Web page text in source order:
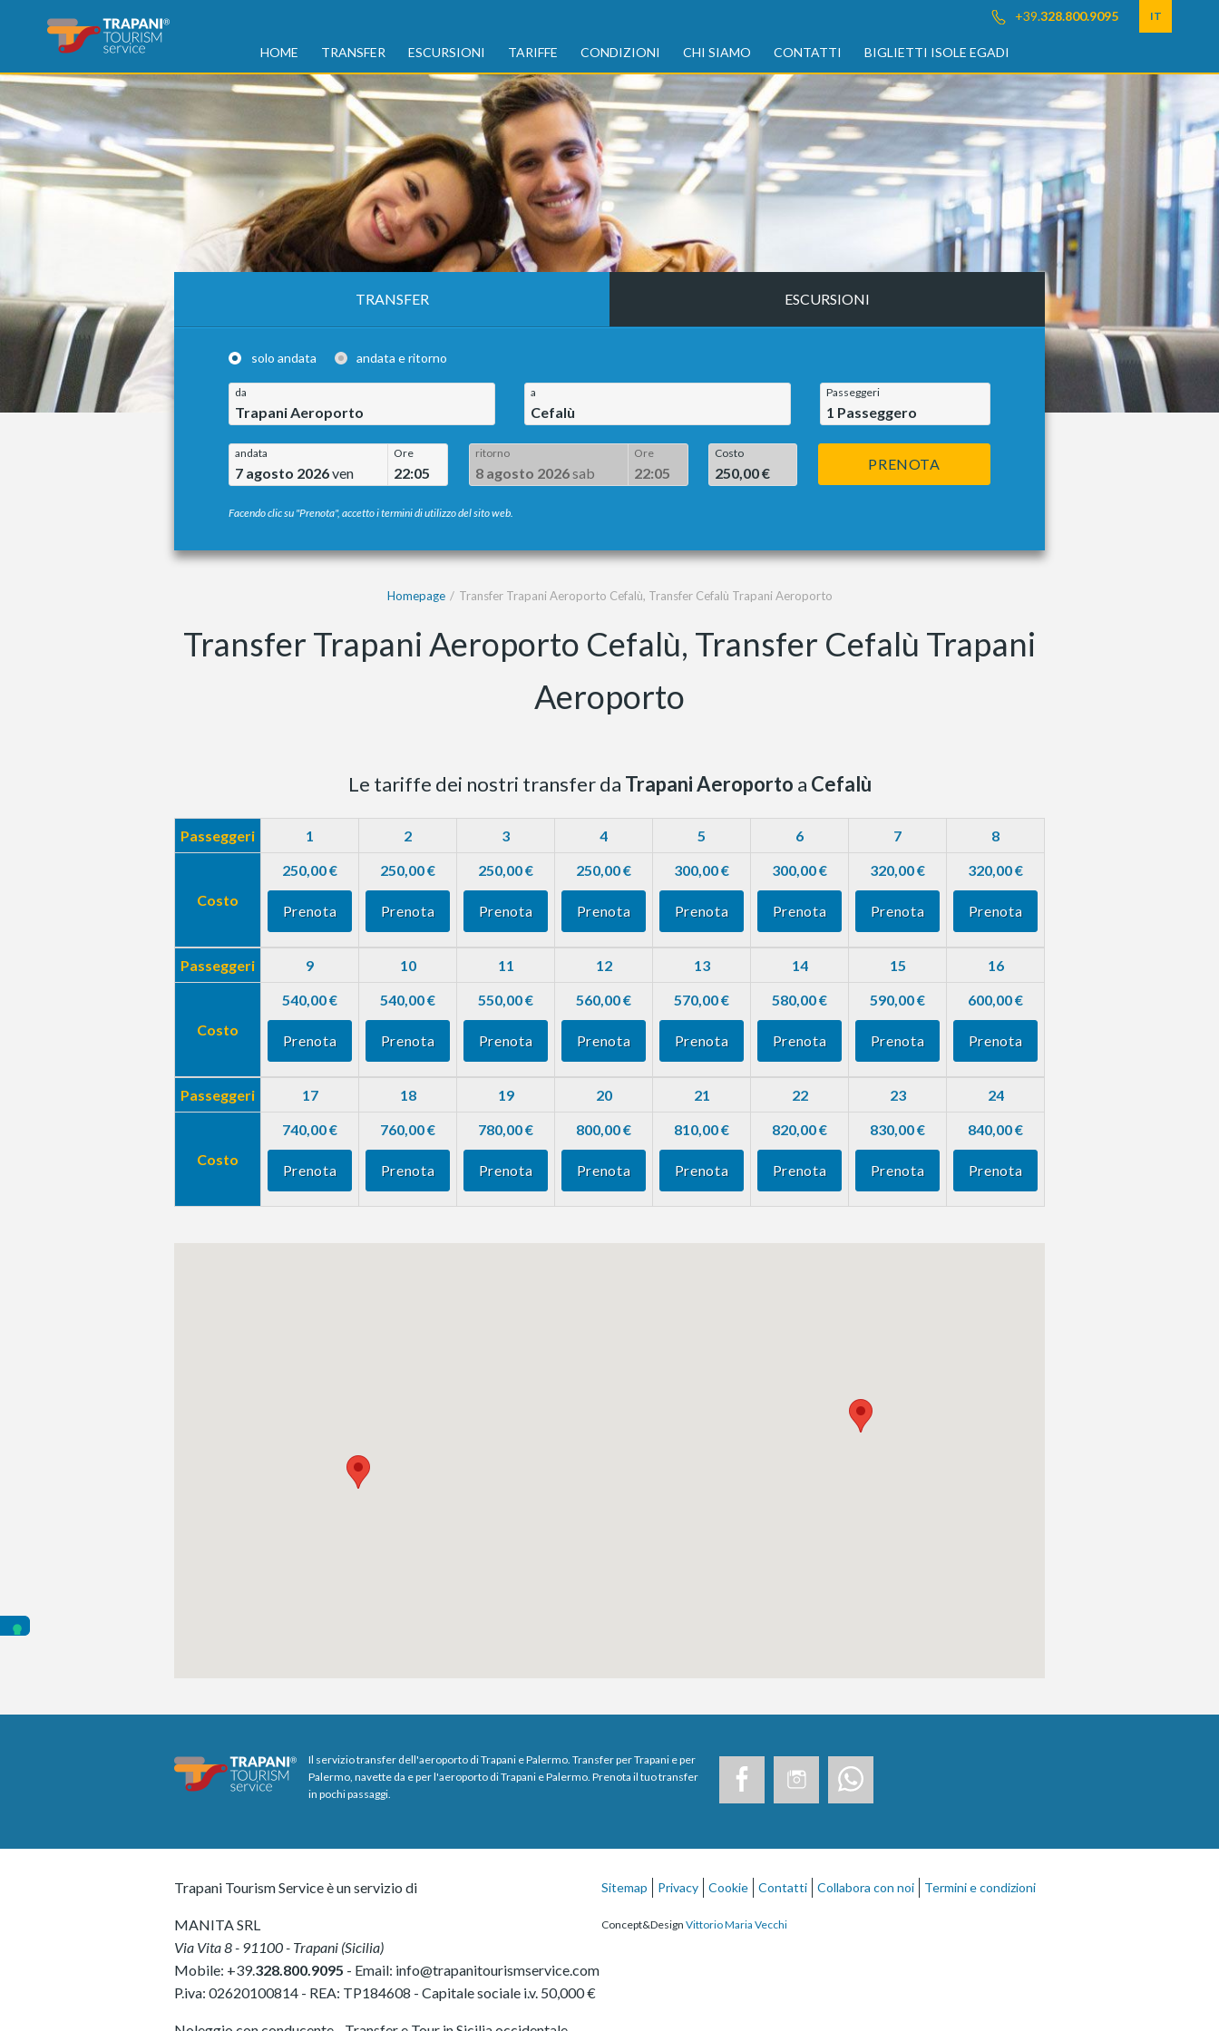
+39.328.800.9095 IT
HOME TRANSFER ESCURSIONI TARIFFE CONDIZIONI CHI SIAMO CONTATTI BIGLIETTI ISOLE EGADI
TRANSFER ESCURSIONI
solo andata andata e ritorno
da
Trapani Aeroporto
a
Cefalù
Passeggeri
1 Passeggero
andata
7 agosto 2026ven
Ore
22:05
ritorno
8 agosto 2026sab
Ore
22:05
Costo
250,00 €
PRENOTA
Facendo clic su "Prenota", accetto i termini di utilizzo del sito web.
Homepage Transfer Trapani Aeroporto Cefalù, Transfer Cefalù Trapani Aeroporto
Transfer Trapani Aeroporto Cefalù, Transfer Cefalù Trapani
Aeroporto
Le tariffe dei nostri transfer da Trapani Aeroporto a Cefalù
Passeggeri 1 2 3 4 5 6 7 8
Costo
250,00 €
Prenota
250,00 €
Prenota
250,00 €
Prenota
250,00 €
Prenota
300,00 €
Prenota
300,00 €
Prenota
320,00 €
Prenota
320,00 €
Prenota
Passeggeri 9 10 11 12 13 14 15 16
Costo
540,00 €
Prenota
540,00 €
Prenota
550,00 €
Prenota
560,00 €
Prenota
570,00 €
Prenota
580,00 €
Prenota
590,00 €
Prenota
600,00 €
Prenota
Passeggeri 17 18 19 20 21 22 23 24
Costo
740,00 €
Prenota
760,00 €
Prenota
780,00 €
Prenota
800,00 €
Prenota
810,00 €
Prenota
820,00 €
Prenota
830,00 €
Prenota
840,00 €
Prenota
Il servizio transfer dell'aeroporto di Trapani e Palermo. Transfer per Trapani e per
Palermo, navette da e per l'aeroporto di Trapani e Palermo. Prenota il tuo transfer
in pochi passaggi.
Trapani Tourism Service è un servizio di
MANITA SRL
Via Vita 8- 91100- Trapani (Sicilia)
Mobile: +39.328.800.9095 - Email: info@trapanitourismservice.com
P.iva: 02620100814 - REA: TP184608 - Capitale sociale i.v. 50,000 €
Sitemap Privacy Cookie Contatti Collabora con noi Termini e condizioni
Concept&Design Vittorio Maria Vecchi